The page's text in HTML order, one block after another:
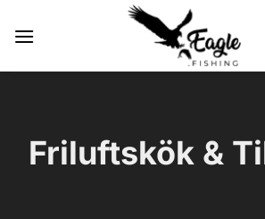
Friluftskök &